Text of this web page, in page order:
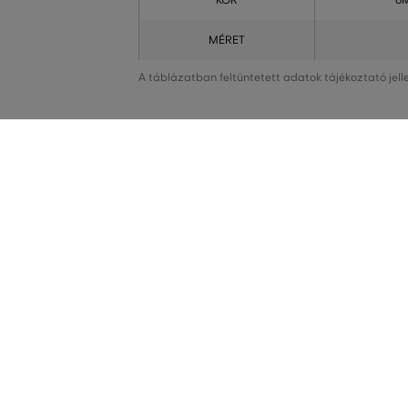
A táblázatban feltüntetett adatok tájékoztató
MÉRET